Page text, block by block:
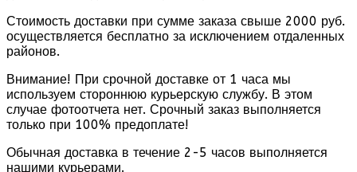
Стоимость доставки при сумме заказа свыше 2000 руб.
осуществляется бесплатно за исключением отдаленных
районов.
Внимание! При срочной доставке от 1 часа мы
используем стороннюю курьерскую службу. В этом
случае фотоотчета нет. Срочный заказ выполняется
только при 100% предоплате!
Обычная доставка в течение 2-5 часов выполняется
нашими курьерами.